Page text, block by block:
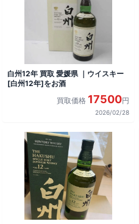
白州12年 買取 愛媛県 ｜ウイスキー
[白州12年]をお酒
買取価格 17500円
2026/02/28